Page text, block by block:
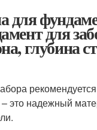
для
для
глубина
это надежный